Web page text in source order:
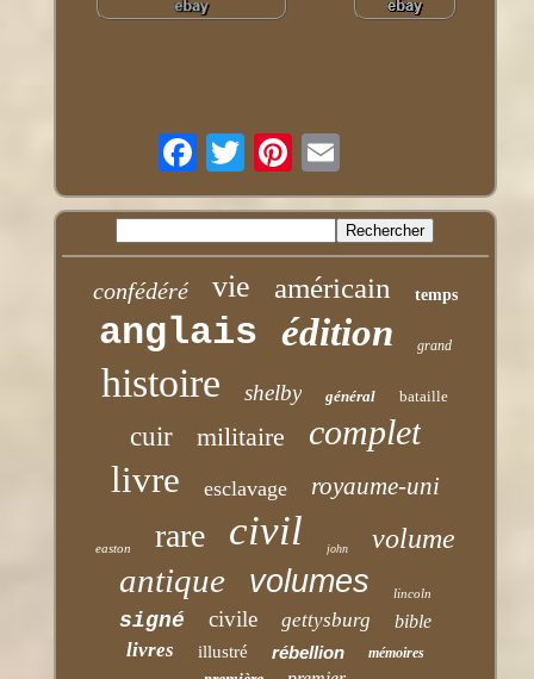
confédéré vie américain temps
anglais édition grand
histoire shelby général bataille
cuir militaire complet
livre esclavage royaume-uni
easton rare civil john volume
antique volumes lincoln
signé civile gettysburg bible
livres illustré rébellion mémoires